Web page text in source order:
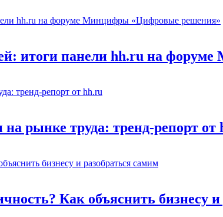
итоги панели hh.ru на
рынке труда: тренд-репорт от
Как объяснить бизнесу